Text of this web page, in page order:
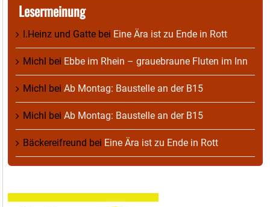
Lesermeinung
I.Heinz und Gatte bei Eine Ära ist zu Ende in Rott
Michl bei Ebbe im Rhein – grauebraune Fluten im Inn
Michl bei Ab Montag: Baustelle an der B15
Michl bei Ab Montag: Baustelle an der B15
Bäckereifreund bei Eine Ära ist zu Ende in Rott